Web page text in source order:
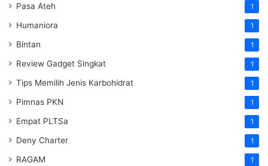
Pasa Ateh 1
Humaniora 1
Bintan 1
Review Gadget Singkat 1
Tips Memilih Jenis Karbohidrat 1
Pimnas PKN 1
Empat PLTSa 1
Deny Charter 1
RAGAM 1